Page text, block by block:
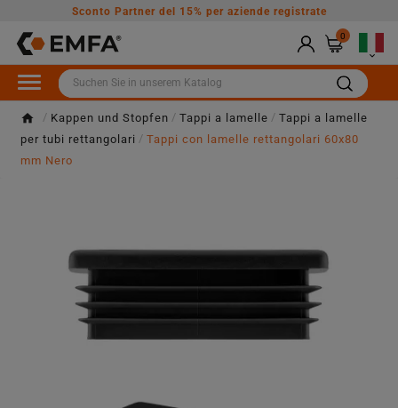
Sconto Partner del 15% per aziende registrate
0

Kappen und Stopfen Tappi a lamelle
Tappi a lamelle
per tubi rettangolari
Tappi con lamelle rettangolari 60x80
mm Nero